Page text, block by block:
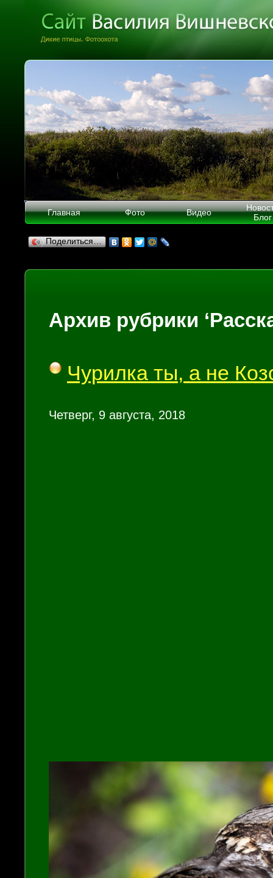
Главная Фото Видео
Блог
Поделиться…
Архив рубрики
Чурилка ты, а не
Четверг, 9 августа, 2018